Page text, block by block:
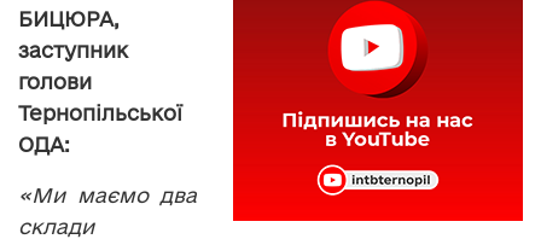
БИЦЮРА,
заступник
голови
Тернопільської
ОДА:
«Ми маємо два
склади